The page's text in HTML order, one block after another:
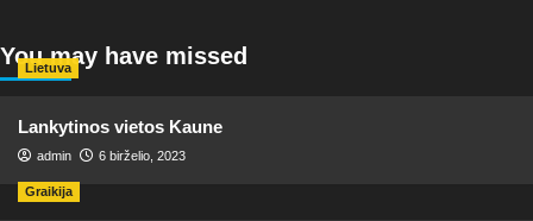
You may have missed
Lietuva
Lankytinos vietos Kaune
admin 6 birželio, 2023
Graikija